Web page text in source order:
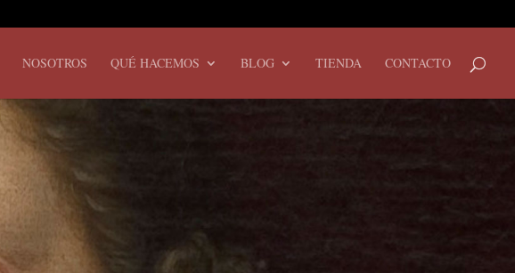
NOSOTROS QUÉ HACEMOS BLOG TIENDA CONTACTO